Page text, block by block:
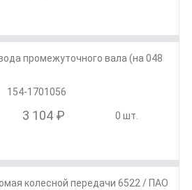
промежуточного вала (на 048
154-1701056
3 104 ₽ 0 шт.
колесной передачи 6522 / ПАО